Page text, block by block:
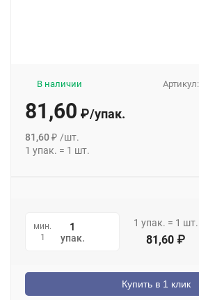
Артикул:
В наличии
81,60 ₽/упак.
81,60₽ /шт.
1 упак. = 1 шт.
мин.
1
упак.
1 упак. = 1 шт.
81,60 ₽
Купить в 1 клик